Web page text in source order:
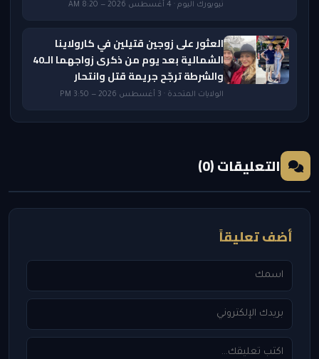
نيويورك اليوم · 4 أغسطس 2026 — 8:20 AM
العثور على زوجين قتيلين في كارولاينا
الشمالية بعد يوم من ذكرى زواجهما الـ40
والشرطة ترجّح جريمة قتل وانتحار
الولايات المتحدة · 3 أغسطس 2026 — 3:50 PM
التعليقات (0)
أضف تعليقاً